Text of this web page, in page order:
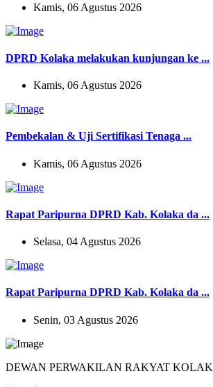
Kamis, 06 Agustus 2026
DPRD Kolaka melakukan kunjungan ke ...
Kamis, 06 Agustus 2026
Pembekalan & Uji Sertifikasi Tenaga ...
Kamis, 06 Agustus 2026
Rapat Paripurna DPRD Kab. Kolaka da ...
Selasa, 04 Agustus 2026
Rapat Paripurna DPRD Kab. Kolaka da ...
Senin, 03 Agustus 2026
DEWAN PERWAKILAN RAKYAT